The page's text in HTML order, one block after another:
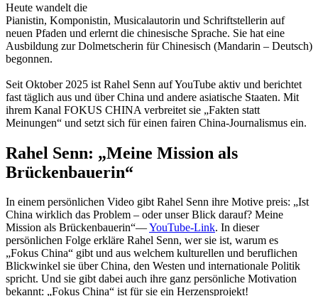
Heute wandelt die
Pianistin, Komponistin, Musicalautorin und Schriftstellerin auf
neuen Pfaden und erlernt die chinesische Sprache. Sie hat eine
Ausbildung zur Dolmetscherin für Chinesisch (Mandarin – Deutsch)
begonnen.
Seit Oktober 2025 ist Rahel Senn auf YouTube aktiv und berichtet
fast täglich aus und über China und andere asiatische Staaten. Mit
ihrem Kanal FOKUS CHINA verbreitet sie „Fakten statt
Meinungen“ und setzt sich für einen fairen China-Journalismus ein.
Rahel Senn: „Meine Mission als
Brückenbauerin“
In einem persönlichen Video gibt Rahel Senn ihre Motive preis: „Ist
China wirklich das Problem – oder unser Blick darauf? Meine
Mission als Brückenbauerin“—YouTube-Link. In dieser
persönlichen Folge erkläre Rahel Senn, wer sie ist, warum es
„Fokus China“ gibt und aus welchem kulturellen und beruflichen
Blickwinkel sie über China, den Westen und internationale Politik
spricht. Und sie gibt dabei auch ihre ganz persönliche Motivation
bekannt: „Fokus China“ ist für sie ein Herzensprojekt!